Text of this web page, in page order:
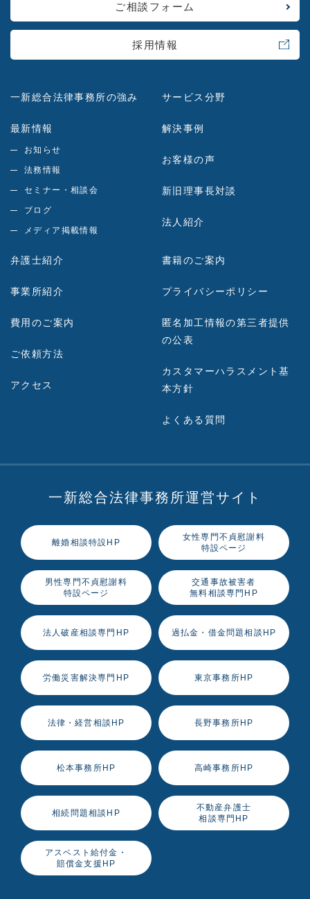
ご相談フォーム
採用情報
一新総合法律事務所の強み
最新情報
お知らせ
法務情報
セミナー・相談会
ブログ
メディア掲載情報
サービス分野
解決事例
お客様の声
新旧理事長対談
法人紹介
弁護士紹介
事業所紹介
費用のご案内
ご依頼方法
アクセス
書籍のご案内
プライバシーポリシー
匿名加工情報の第三者提供
の公表
カスタマーハラスメント基
本方針
よくある質問
一新総合法律事務所運営サイト
離婚相談特設HP
女性専門不貞慰謝料
特設ページ
男性専門不貞慰謝料
特設ページ
交通事故被害者
無料相談専門HP
法人破産相談専門HP 過払金・借金問題相談HP
労働災害解決専門HP 東京事務所HP
法律・経営相談HP 長野事務所HP
松本事務所HP 高崎事務所HP
相続問題相談HP
不動産弁護士
相談専門HP
アスベスト給付金・
賠償金支援HP